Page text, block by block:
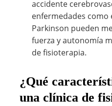
accidente
enfermedades como
Parkinson pueden
fuerza y autonomía
de fisioterapia.
¿Qué
una clínica de